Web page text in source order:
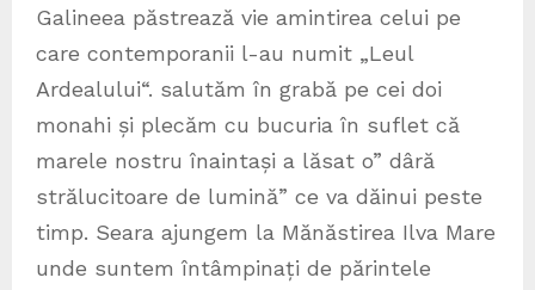
Galineea păstrează vie amintirea celui pe
care contemporanii l-au numit „Leul
Ardealului“. salutăm în grabă pe cei doi
monahi și plecăm cu bucuria în suflet că
marele nostru înaintași a lăsat o” dâră
strălucitoare de lumină” ce va dăinui peste
timp. Seara ajungem la Mănăstirea Ilva Mare
unde suntem întâmpinați de părintele